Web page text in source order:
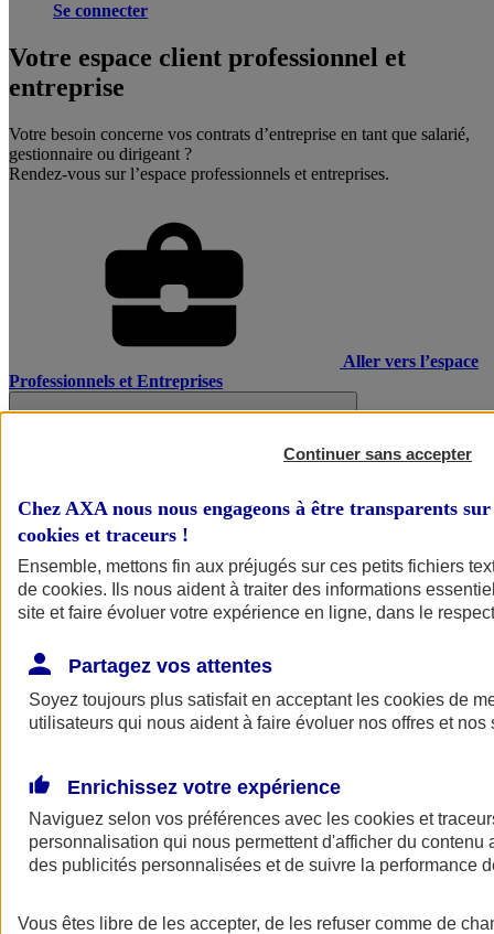
Se connecter
Votre espace client professionnel et
entreprise
Votre besoin concerne vos contrats d’entreprise en tant que salarié,
gestionnaire ou dirigeant ?
Rendez-vous sur l’espace professionnels et entreprises.
Aller vers l’espace
Professionnels et Entreprises
AXA Assurance
Continuer sans accepter
Chez AXA nous nous engageons à être transparents
cookies et traceurs !
Ensemble, mettons fin aux préjugés sur ces petits fichiers
de cookies. Ils nous aident à traiter des informations
site et faire évoluer votre expérience en ligne, dans le
Partagez vos attentes
Soyez toujours plus satisfait en acceptant les cookies de
utilisateurs qui nous aident à faire évoluer nos offres et nos
Enrichissez votre expérience
Naviguez selon vos préférences avec les cookies et
personnalisation qui nous permettent d'afficher du contenu
des publicités personnalisées et de suivre la performance
Vous êtes libre de les accepter, de les refuser comme de